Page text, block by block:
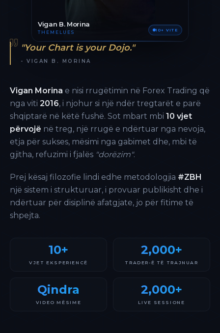
Vigan B. Morina
THEMELUES 10+ VITE
"Your Chart is your Dojo."
- VIGAN B. MORINA
Vigan Morina e nisi rrugëtimin në Forex Trading që
nga viti 2016, i njohur si një ndër tregtarët e parë
shqiptarë në këtë fushë. Sot mbart mbi 10 vjet
përvojë në treg, një rrugë e ndërtuar nga nevoja,
etja për sukses, mësimi nga gabimet dhe, mbi të
gjitha, refuzimi i fjalës "dorëzim".
Prej kësaj filozofie lindi edhe metodologjia #ZBH
një sistem i strukturuar, i provuar publikisht dhe i
ndërtuar për disiplinë afatgjate, jo për fitime të
shpejta.
10+
VJET EKSPERIENCË
2,000+
TRADER-Ë TË TRAJNUAR
Qindra
VIDEO MËSIME
2,000+
LIVE SESSIONE